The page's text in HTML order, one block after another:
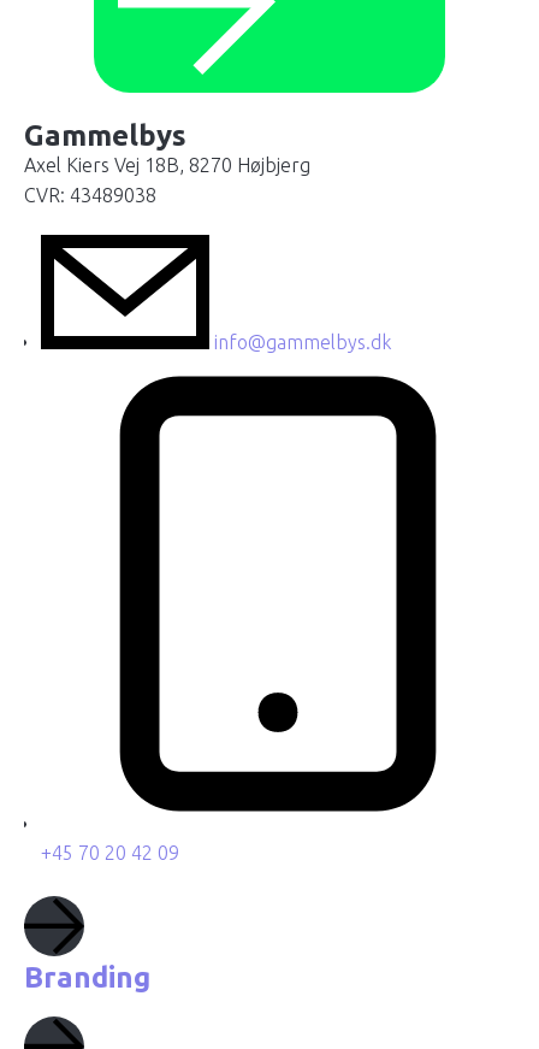
Gammelbys
Axel Kiers Vej 18B, 8270 Højbjerg
CVR: 43489038
info@gammelbys.dk
+45 70 20 42 09
Branding